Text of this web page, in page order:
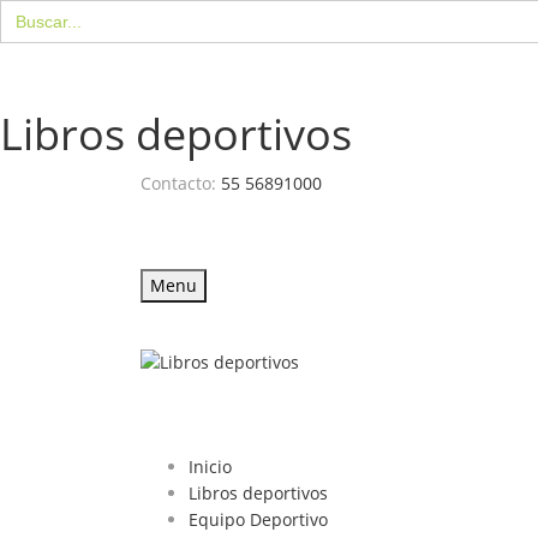
Buscar:
Libros deportivos
Contacto: 55 56891000
Menu
Inicio
Libros deportivos
Equipo Deportivo